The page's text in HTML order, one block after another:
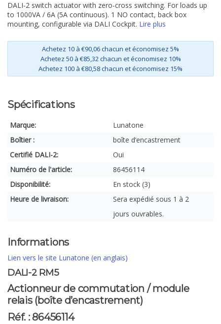
DALI-2 switch actuator with zero-cross switching. For loads up
to 1000VA / 6A (5A continuous). 1 NO contact, back box
mounting, configurable via DALI Cockpit. Lire plus
Achetez 10 à €90,06 chacun et économisez 5%
Achetez 50 à €85,32 chacun et économisez 10%
Achetez 100 à €80,58 chacun et économisez 15%
Spécifications
Marque:
Lunatone
Boîtier :
boîte d’encastrement
Certifié DALI-2:
Oui
Numéro de l'article:
86456114
Disponibilité:
En stock (3)
Heure de livraison:
Sera expédié sous 1 à 2
jours ouvrables.
Informations
Lien vers le site Lunatone (en anglais)
DALI-2 RM5
Actionneur de commutation / module
relais (boîte d’encastrement)
Réf. : 86456114